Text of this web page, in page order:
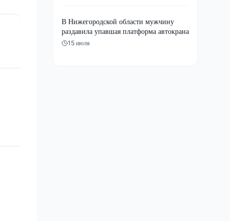
В Нижегородской области мужчину
раздавила упавшая платформа автокрана
15 июля